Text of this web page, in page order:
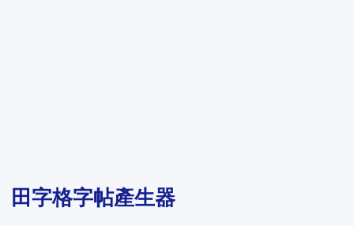
田字格字帖產生器